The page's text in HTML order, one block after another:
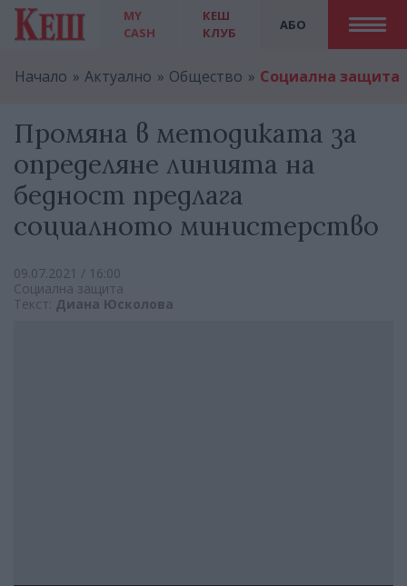
MY
CASH
АБО
КЕШ
КЛУБ
Начало Актуално Общество Социална защита
Промяна в методиката за
определяне линията на
бедност предлага
социалното министерство
09.07.2021 / 16:00
Социална защита
Текст: Диана Юсколова